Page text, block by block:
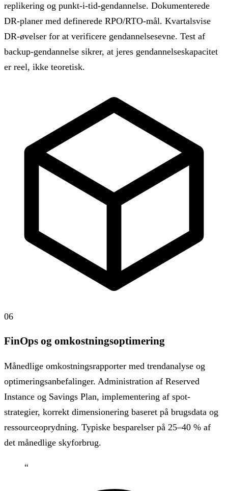
replikering og punkt-i-tid-gendannelse. Dokumenterede
DR-planer med definerede RPO/RTO-mål. Kvartalsvise
DR-øvelser for at verificere gendannelsesevne. Test af
backup-gendannelse sikrer, at jeres gendannelseskapacitet
er reel, ikke teoretisk.
06
FinOps og omkostningsoptimering
Månedlige omkostningsrapporter med trendanalyse og
optimeringsanbefalinger. Administration af Reserved
Instance og Savings Plan, implementering af spot-
strategier, korrekt dimensionering baseret på brugsdata og
ressourceoprydning. Typiske besparelser på 25–40 % af
det månedlige skyforbrug.
“